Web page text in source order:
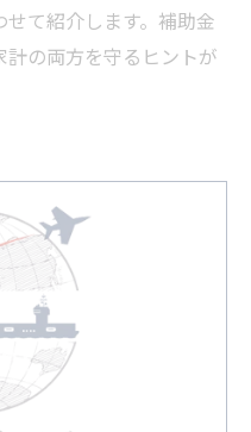
て紹介します。補助金
の両方を守るヒントが